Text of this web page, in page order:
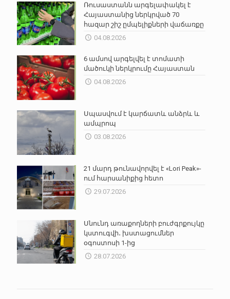
Ռուսաստանն արգելափակել է
Հայաստանից ներկրված 70
հազար շիշ ըմպելիքների վաճառքը
04.08.2026
6 ամսով արգելվել է տոմատի
մածուկի ներկրումը Հայաստան
04.08.2026
Սպասվում է կարճատև անձրև և
ամպրոպ
03.08.2026
21 մարդ թունավորվել է «Lori Peak»-
ում հարսանիքից հետո
29.07.2026
Սնունդ առաքողների բուժգրքույկը
կստուգվի․ խստացումներ
օգոստոսի 1-ից
28.07.2026